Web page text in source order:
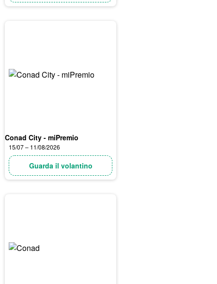
Conad City - miPremio
15/07 – 11/08/2026
Guarda il volantino